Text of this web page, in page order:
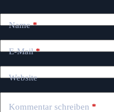
Name*
E-Mail*
Website
Kommentar schreiben *